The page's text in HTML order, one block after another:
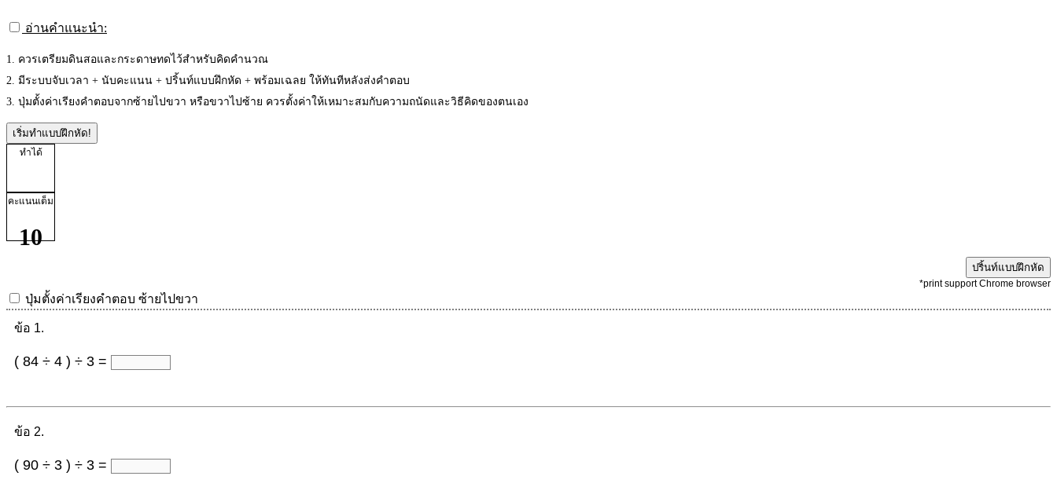
อ่านคำแนะนำ:
1. ควรเตรียมดินสอและกระดาษทดไว้สำหรับคิดคำนวณ
2. มีระบบจับเวลา + นับคะแนน + ปริ้นท์แบบฝึกหัด + พร้อมเฉลย ให้ทันทีหลังส่งคำตอบ
3. ปุ่มตั้งค่าเรียงคำตอบจากซ้ายไปขวา หรือขวาไปซ้าย ควรตั้งค่าให้เหมาะสมกับความถนัดและวิธีคิดของตนเอง
เริ่มทำแบบฝึกหัด!
ทำได้
คะแนนเต็ม
10
ปริ้นท์แบบฝึกหัด
*print support Chrome browser
ปุ่มตั้งค่าเรียงคำตอบ ซ้ายไปขวา
ข้อ 1.
( 84 ÷ 4 ) ÷ 3 =
ข้อ 2.
( 90 ÷ 3 ) ÷ 3 =